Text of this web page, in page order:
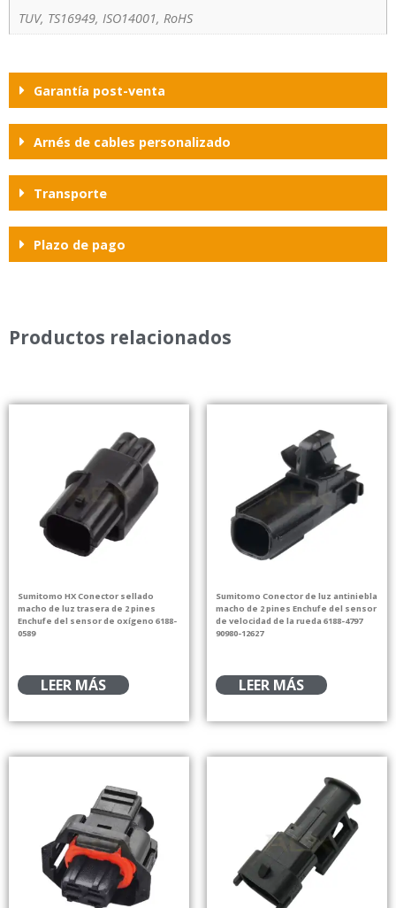
TUV, TS16949, ISO14001, RoHS
Garantía post-venta
Arnés de cables personalizado
Transporte
Plazo de pago
Productos relacionados
Sumitomo HX Conector sellado
macho de luz trasera de 2 pines
Enchufe del sensor de oxígeno 6188-
0589
LEER MÁS
Sumitomo Conector de luz antiniebla
macho de 2 pines Enchufe del sensor
de velocidad de la rueda 6188-4797
90980-12627
LEER MÁS